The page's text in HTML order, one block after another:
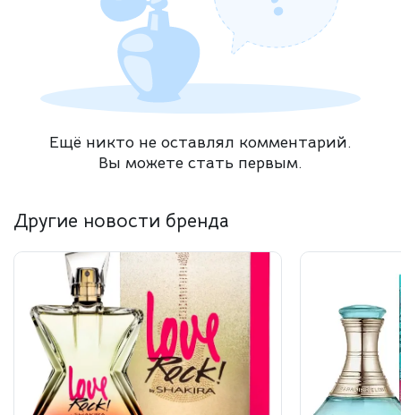
Ещё никто не оставлял комментарий.
Вы можете стать первым.
Другие новости бренда